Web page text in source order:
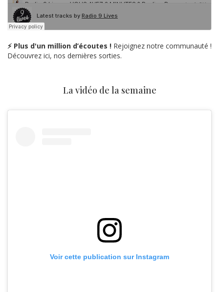
⚡ Plus d'un million d’écoutes ! Rejoignez notre communauté !
Découvrez ici, nos dernières sorties.
La vidéo de la semaine
Voir cette publication sur Instagram